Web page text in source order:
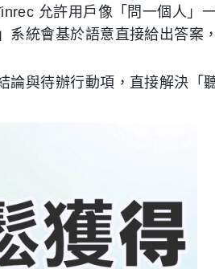
允許用戶像「問一個人」
系統會基於語意直接給出答案
論與待辦行動項，直接解決「